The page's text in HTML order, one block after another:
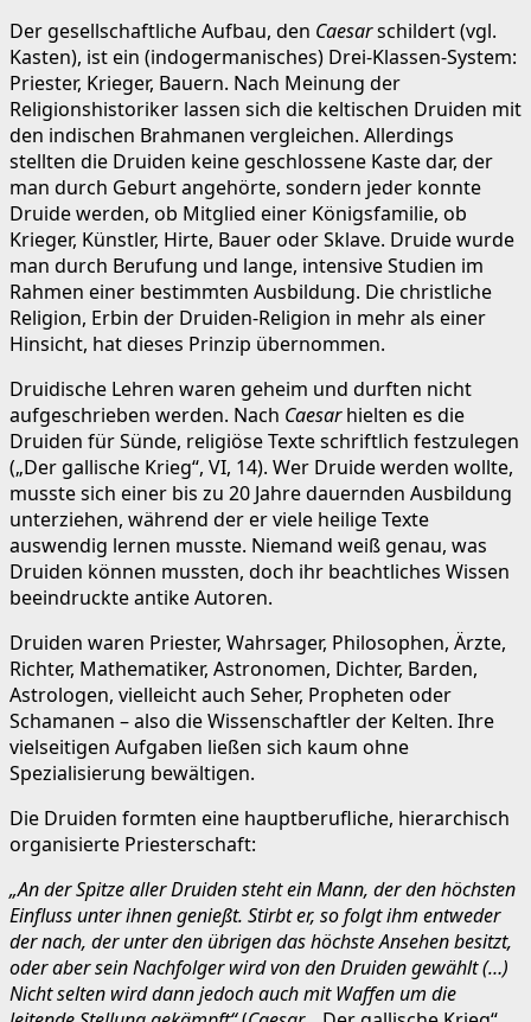
Der gesellschaftliche Aufbau, den Caesarschildert (vgl.
Kasten), ist ein (indogermanisches) Drei-Klassen-System:
Priester, Krieger, Bauern. Nach Meinung der
Religionshistoriker lassen sich die keltischen Druiden mit
den indischen Brahmanen vergleichen. Allerdings
stellten die Druiden keine geschlossene Kaste dar, der
man durch Geburt angehörte, sondern jeder konnte
Druide werden, ob Mitglied einer Königsfamilie, ob
Krieger, Künstler, Hirte, Bauer oder Sklave. Druide wurde
man durch Berufung und lange, intensive Studien im
Rahmen einer bestimmten Ausbildung. Die christliche
Religion, Erbin der Druiden-Religion in mehr als einer
Hinsicht, hat dieses Prinzip übernommen.
Druidische Lehren waren geheim und durften nicht
aufgeschrieben werden. Nach Caesarhielten es die
Druiden für Sünde, religiöse Texte schriftlich festzulegen
(„Der gallische Krieg“, VI, 14). Wer Druide werden wollte,
musste sich einer bis zu 20 Jahre dauernden Ausbildung
unterziehen, während der er viele heilige Texte
auswendig lernen musste. Niemand weiß genau, was
Druiden können mussten, doch ihr beachtliches Wissen
beeindruckte antike Autoren.
Druiden waren Priester, Wahrsager, Philosophen, Ärzte,
Richter, Mathematiker, Astronomen, Dichter, Barden,
Astrologen, vielleicht auch Seher, Propheten oder
Schamanen – also die Wissenschaftler der Kelten. Ihre
vielseitigen Aufgaben ließen sich kaum ohne
Spezialisierung bewältigen.
Die Druiden formten eine hauptberufliche, hierarchisch
organisierte Priesterschaft:
„An der Spitze aller Druiden steht ein Mann, der den höchsten
Einfluss unter ihnen genießt. Stirbt er, so folgt ihm entweder
der nach, der unter den übrigen das höchste Ansehen besitzt,
oder aber sein Nachfolger wird von den Druiden gewählt (…)
Nicht selten wird dann jedoch auch mit Waffen um die